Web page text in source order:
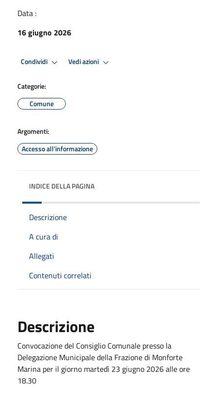
Data :
16 giugno 2026
Condividi Vedi azioni
Categorie:
Comune
Argomenti:
Accesso all'informazione
INDICE DELLA PAGINA
Descrizione
A cura di
Allegati
Contenuti correlati
Descrizione
Convocazione del Consiglio Comunale presso la
Delegazione Municipale della Frazione di Monforte
Marina per il giorno martedì 23 giugno 2026 alle ore
18.30